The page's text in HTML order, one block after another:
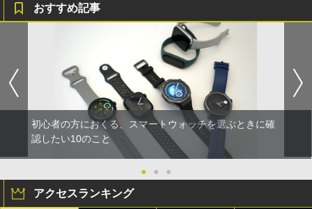
おすすめ記事
初心者の方におくる、スマートウォッチを選ぶときに確
認したい10のこと
● ● ●
アクセスランキング